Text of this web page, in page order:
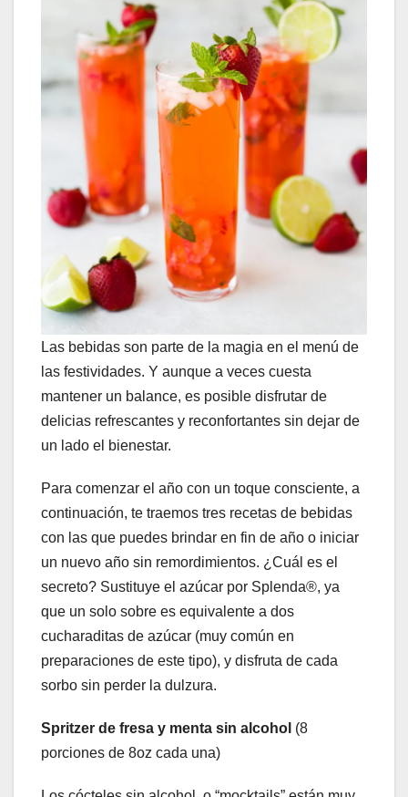
Las bebidas son parte de la magia en el menú de
las festividades. Y aunque a veces cuesta
mantener un balance, es posible disfrutar de
delicias refrescantes y reconfortantes sin dejar de
un lado el bienestar.
Para comenzar el año con un toque consciente, a
continuación, te traemos tres recetas de bebidas
con las que puedes brindar en fin de año o iniciar
un nuevo año sin remordimientos. ¿Cuál es el
secreto? Sustituye el azúcar por Splenda®, ya
que un solo sobre es equivalente a dos
cucharaditas de azúcar (muy común en
preparaciones de este tipo), y disfruta de cada
sorbo sin perder la dulzura.
Spritzer de fresa y menta sin alcohol (8
porciones de 8oz cada una)